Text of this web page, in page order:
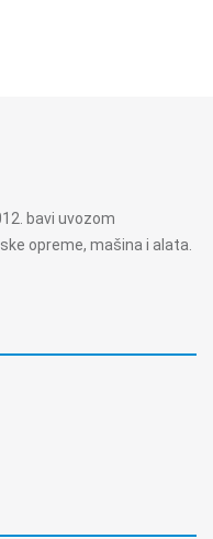
bavi uvozom
opreme, mašina i alata.